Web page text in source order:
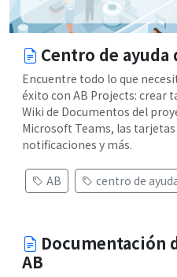
Centro de ayuda
Encuentre todo lo que
éxito con AB Projects: crear
Wiki de Documentos del
Microsoft Teams, las
notificaciones y más.
AB centro de
Documentación
AB